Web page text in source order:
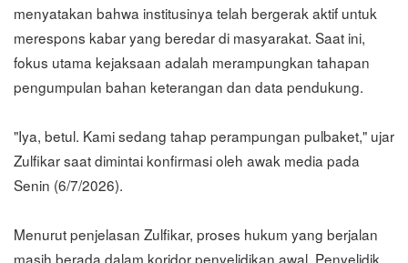
menyatakan bahwa institusinya telah bergerak aktif untuk
merespons kabar yang beredar di masyarakat. Saat ini,
fokus utama kejaksaan adalah merampungkan tahapan
pengumpulan bahan keterangan dan data pendukung.
"Iya, betul. Kami sedang tahap perampungan pulbaket," ujar
Zulfikar saat dimintai konfirmasi oleh awak media pada
Senin (6/7/2026).
Menurut penjelasan Zulfikar, proses hukum yang berjalan
masih berada dalam koridor penyelidikan awal. Penyelidik